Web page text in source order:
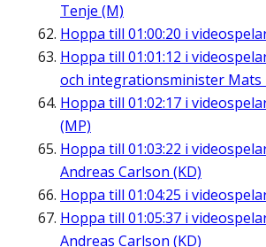
Tenje (M)
Hoppa till 01:00:20 i
Hoppa till 01:01:12 i
och integrationsminister Mats
Hoppa till 01:02:17 i
(MP)
Hoppa till 01:03:22 i
Andreas Carlson (KD)
Hoppa till 01:04:25 i
Hoppa till 01:05:37 i
Andreas Carlson (KD)